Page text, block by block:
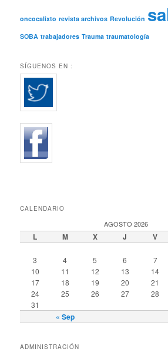
oncocalixto revista archivos Revolución
SOBA trabajadores Trauma traumatología
SÍGUENOS EN :
CALENDARIO
AGOSTO 2026
L M X J V
« Sep
3
4 5 6 7
10
11 12 13 14
17
18 19 20 21
24
25 26 27 28
31
ADMINISTRACIÓN